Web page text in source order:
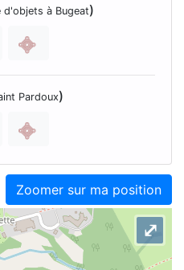
d'objets à Bugeat)
Pardoux)
Zoomer sur ma position
⤢